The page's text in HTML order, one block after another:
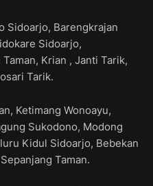
Sidoarjo, Barengkrajan
Sidoarjo,
Krian , Janti Tarik,
Tarik.
Ketimang Wonoayu,
Sukodono, Modong
Kidul Sidoarjo, Bebekan
Taman.